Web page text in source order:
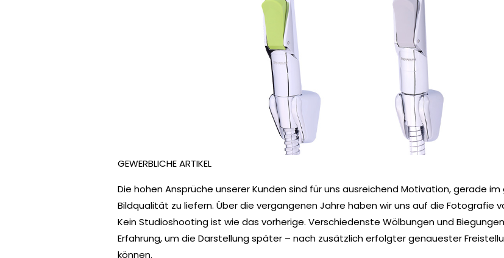
GEWERBLICHE ARTIKEL
Die hohen Ansprüche unserer Kunden sind für uns ausreichend Motivation, gerade
Bildqualität zu liefern. Über die vergangenen Jahre haben wir uns auf die Fotografie
Kein Studioshooting ist wie das vorherige. Verschiedenste Wölbungen und
Erfahrung, um die Darstellung später – nach zusätzlich erfolgter genauester
können.